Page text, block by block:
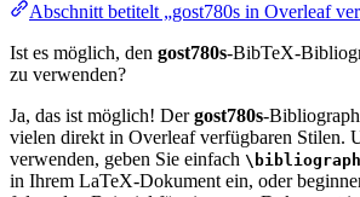
Abschnitt betitelt „gost780s in Overleaf
Ist es möglich, den gost780s-BibTeX-
zu verwenden?
Ja, das ist möglich! Dergost780s-
vielen direkt in Overleaf verfügbaren Stilen.
verwenden, geben Sie einfach
in Ihrem LaTeX-Dokument ein, oder